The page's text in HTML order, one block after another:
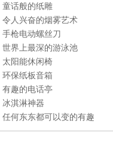
童话般的纸雕
令人兴奋的烟雾艺术
手枪电动螺丝刀
世界上最深的游泳池
太阳能休闲椅
环保纸板音箱
有趣的电话亭
冰淇淋神器
任何东东都可以变的有趣